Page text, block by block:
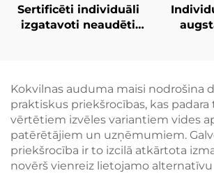
Sertificēti individuāli
izgatavoti neaudēti
risinājumi
korporatīvajiem
dāvanu pasākumiem
un
Kokvilnas auduma maisi nodrošina
praktiskus priekšrocības, kas
vērtētiem izvēles variantiem vides
patērētājiem un uzņēmumiem.
priekšrocība ir to izcilā atkārtota
novērš vienreiz lietojamo alternatīvu